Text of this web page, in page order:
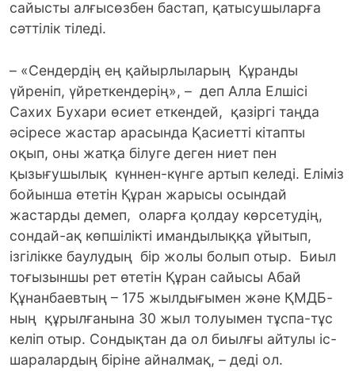
сайысты алғысөзбен бастап, қатысушыларға
сәттілік тіледі.
– «Сендердің ең қайырлыларың Құранды
үйреніп, үйреткендерің», – деп Алла Елшісі
Сахих Бухари өсиет еткендей, қазіргі таңда
әсіресе жастар арасында Қасиетті кітапты
оқып, оны жатқа білуге деген ниет пен
қызығушылық күннен-күнге артып келеді. Еліміз
бойынша өтетін Құран жарысы осындай
жастарды демеп, оларға қолдау көрсетудің,
сондай-ақ көпшілікті имандылыққа ұйытып,
ізгілікке баулудың бір жолы болып отыр. Биыл
тоғызыншы рет өтетін Құран сайысы Абай
Құнанбаевтың – 175 жылдығымен және ҚМДБ-
ның құрылғанына 30 жыл толуымен тұспа-тұс
келіп отыр. Сондықтан да ол биылғы айтулы іс-
шаралардың біріне айналмақ, – деді ол.